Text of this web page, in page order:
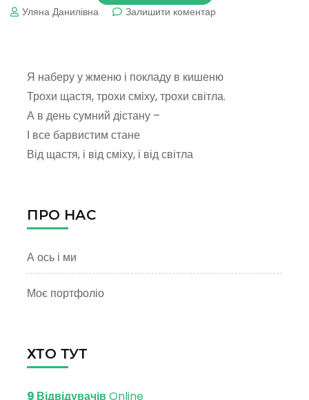
Уляна Данилівна Залишити коментардо
Я наберу у жменю і покладу в кишеню
Трохи щастя, трохи сміху, трохи світла.
А в день сумний дістану –
І все барвистим стане
Від щастя, і від сміху, і від світла
ПРО НАС
А ось і ми
Моє портфоліо
ХТО ТУТ
9 ВідвідувачівOnline